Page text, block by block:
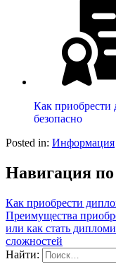
Как приобрести
безопасно
Posted in: Информация
Навигация
Как приобрести
Преимущества
или как стать
сложностей
Найти: